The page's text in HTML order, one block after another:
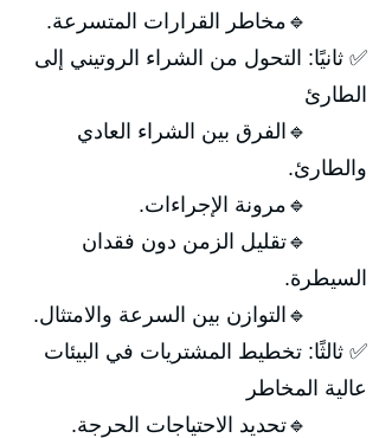
🔹مخاطر القرارات المتسرعة.
✅ ثانيًا: التحول من الشراء الروتيني إلى
الطارئ
🔹الفرق بين الشراء العادي
والطارئ.
🔹مرونة الإجراءات.
🔹تقليل الزمن دون فقدان
السيطرة.
🔹التوازن بين السرعة والامتثال.
✅ ثالثًا: تخطيط المشتريات في البيئات
عالية المخاطر
🔹تحديد الاحتياجات الحرجة.